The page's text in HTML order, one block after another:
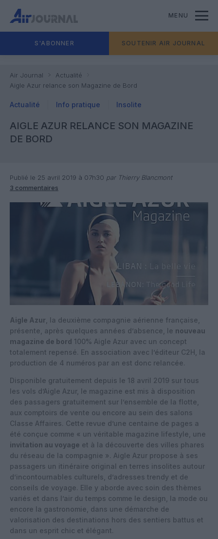
MENU
S'ABONNER SOUTENIR AIR JOURNAL
Air Journal
Actualité
Aigle Azur relance son Magazine de Bord
Actualité Info pratique Insolite
AIGLE AZUR RELANCE SON MAGAZINE
DE BORD
Publié le 25 avril 2019 à 07h30 par Thierry Blancmont
3 commentaires
Aigle Azur , la deuxième compagnie aérienne française,
présente, après quelques années d’absence, le nouveau
magazine de bord 100% Aigle Azur avec un concept
totalement repensé. En association avec l’éditeur C2H, la
production de 4 numéros par an est donc relancée.
Disponible gratuitement depuis le 18 avril 2019 sur tous
les vols d’Aigle Azur, le magazine est mis à disposition
des passagers gratuitement sur l’ensemble de la flotte,
aux comptoirs de vente ou encore au sein des salons
Classe Affaires. Cette revue d’une centaine de pages a
été conçue comme « un véritable magazine lifestyle, une
invitation au voyage et à la découverte des villes phares
du réseau de la compagnie ». Aigle Azur propose à ses
passagers un itinéraire original en terres insolites autour
d’incontournables culturels, d’adresses trendy et de
conseils de voyage. Elle y aborde avec soin des thèmes
variés et dans l’air du temps comme le design, la mode ou
encore la gastronomie, dans une démarche de
valorisation des destinations hors des sentiers battus et
dans un esprit chic et élégant.